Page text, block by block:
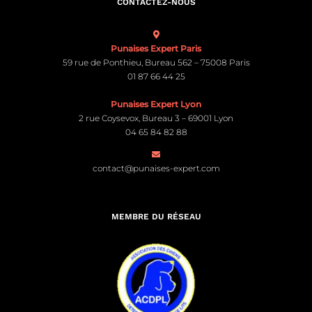
CONTACTEZ-NOUS
Punaises Expert Paris
59 rue de Ponthieu, Bureau 562 – 75008 Paris
01 87 66 44 25
Punaises Expert Lyon
2 rue Coysevox, Bureau 3 – 69001 Lyon
04 65 84 82 88
contact@punaises-expert.com
MEMBRE DU RÉSEAU